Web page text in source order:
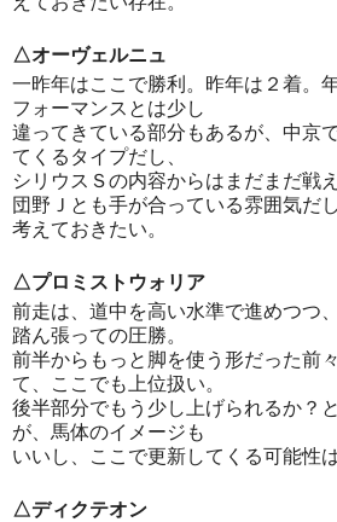
△オーヴェルニュ
一昨年はここで勝利。昨年は２着。
フォーマンスとは少し
違ってきている部分もあるが、中京
てくるタイプだし、
シリウスＳの内容からはまだまだ戦
団野Ｊとも手が合っている雰囲気だ
考えておきたい。
△プロミストウォリア
前走は、道中を高い水準で進めつつ
踏ん張っての圧勝。
前半からもっと脚を使う形だった前
て、ここでも上位扱い。
後半部分でもう少し上げられるか？
が、馬体のイメージも
いいし、ここで更新してくる可能性
△ディクテオン